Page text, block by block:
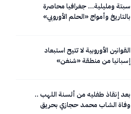
سبتة ومليلية… جغرافيا محاصرة
بالتاريخ وأمواج «الحلم الأوروبي»
القوانين الأوروبية لا تتيح استبعاد
إسبانيا من منطقة «شنغن»
بعد إنقاذ طفليه من ألسنة اللهب ..
وفاة الشاب محمد حجازي بحريق